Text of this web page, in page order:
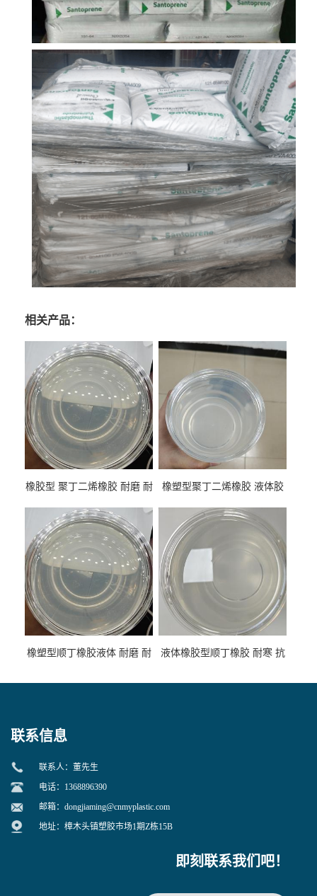
相关产品：
橡胶型 聚丁二烯橡胶 耐磨 耐
性
橡塑型聚丁二烯橡胶 液体胶
专用
橡塑型顺丁橡胶液体 耐磨 耐
液体橡胶型顺丁橡胶 耐寒 抗
联系信息
联系人：董先生
电话：1368896390
邮箱： dongjiaming@cnmyplastic.com
地址：樟木头镇塑胶市场1期Z栋15B
即刻联系我们吧！